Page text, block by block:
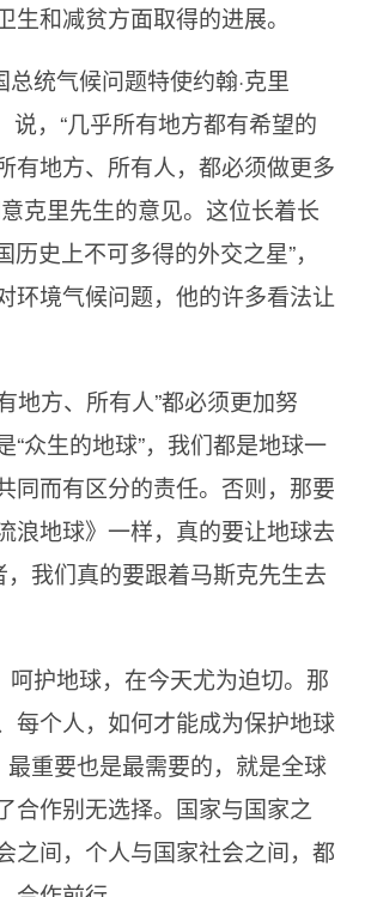
生和减贫方面取得的进展。
总统气候问题特使约翰·克里
说，“几乎所有地方都有希望的
有地方、所有人，都必须做更多
克里先生的意见。这位长着长
历史上不可多得的外交之星”，
环境气候问题，他的许多看法让
地方、所有人”都必须更加努
“众生的地球”，我们都是地球一
同而有区分的责任。否则，那要
浪地球》一样，真的要让地球去
，我们真的要跟着马斯克先生去
呵护地球，在今天尤为迫切。那
每个人，如何才能成为保护地球
最重要也是最需要的，就是全球
合作别无选择。国家与国家之
之间，个人与国家社会之间，都